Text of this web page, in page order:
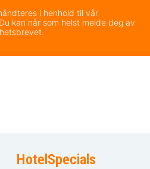
i henhold til vår
kan når som helst melde deg av
HotelSpecials